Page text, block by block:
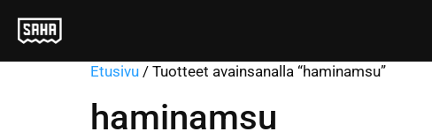
Etusivu / Tuotteet avainsanalla “haminamsu”
haminamsu